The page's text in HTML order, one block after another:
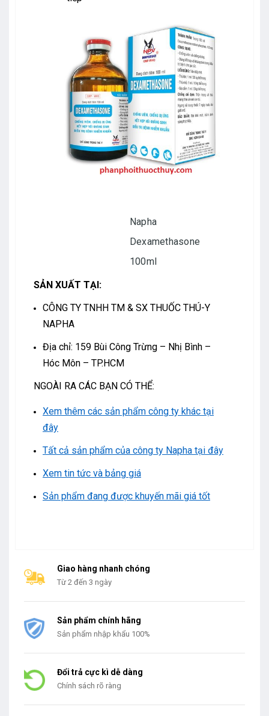
Napha
Dexamethasone
100ml
SẢN XUẤT TẠI:
CÔNG TY TNHH TM & SX THUỐC THÚ-Y
NAPHA
Địa chỉ: 159 Bùi Công Trừng – Nhị Bình –
Hóc Môn – TP.HCM
NGOÀI RA CÁC BẠN CÓ THỂ:
Xem thêm các sản phẩm công ty khác tại
đây
Tất cả sản phẩm của công ty Napha tại đây
Xem tin tức và bảng giá
Sản phẩm đang được khuyến mãi giá tốt
Giao hàng nhanh chóng
Từ 2 đến 3 ngày
Sản phẩm chính hãng
Sản phẩm nhập khẩu 100%
Đổi trả cực kì dễ dàng
Chính sách rõ ràng